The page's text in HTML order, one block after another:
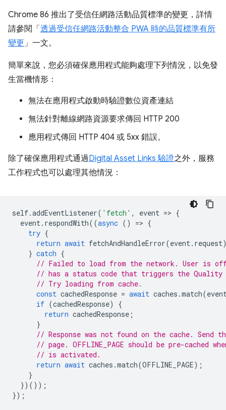
Chrome 86 推出了受信任網路活動品質標準的變更，詳情
請參閱「 透過受信任網路活動整合 PWA 時的品質標準有所
變更」一文。
簡單來說，您必須確保應用程式能夠處理下列情況，以免發
生當機情形：
無法在應用程式啟動時驗證數位資產連結
無法針對離線網路資源要求傳回 HTTP 200
應用程式傳回 HTTP 404 或 5xx 錯誤。
除了確保應用程式通過Digital Asset Links 驗證之外，服務
工作程式也可以處理其他情況：
self.addEventListener( 'fetch' , event => {
event. respondWith((async () => {
try {
return await fetchAndHandleError(event. request
} catch {
// Failed to load from the network. User is
// has a status code that triggers the
// Try loading from cache.
const cachedResponse = await caches .match(
if (cachedResponse)
{
return cachedResponse ;
}
// Response was not found on the cache.
// page. OFFLINE_PAGE should be pre-cached
// is activated.
return await caches .match(OFFLINE_PAGE);
}
})());
});